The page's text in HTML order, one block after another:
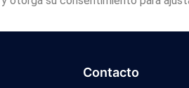
Contacto